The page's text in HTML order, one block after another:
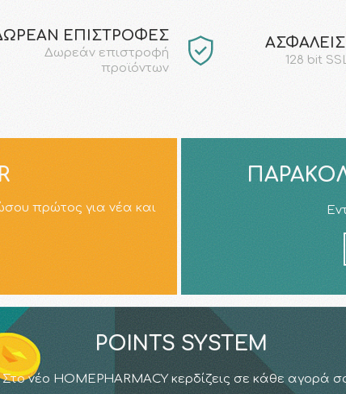
ΕΠΙΣΤΡΟΦΕΣ
Δωρεάν επιστροφή
προϊόντων
128 bit
πρώτος για νέα και
POINTS SYSTEM
Στο νέο HOMEPHARMACY κερδίζεις σε κάθε αγορά